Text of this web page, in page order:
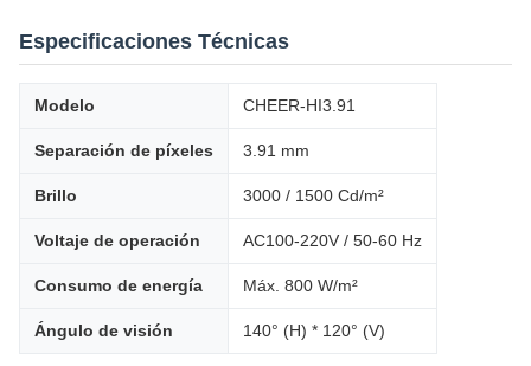
Especificaciones Técnicas
Modelo CHEER-HI3.91
Separación de píxeles 3.91 mm
Brillo 3000 / 1500 Cd/m²
Voltaje de operación AC100-220V / 50-60 Hz
Consumo de energía Máx. 800 W/m²
Ángulo de visión 140° (H) * 120° (V)